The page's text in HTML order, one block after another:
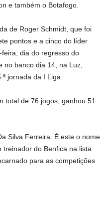
e também o Botafogo.
de Roger Schmidt, que foi
pontos e a cinco do líder
dia do regresso do
no banco dia 14, na Luz,
jornada da I Liga.
total de 76 jogos, ganhou 51
Silva Ferreira. É este o nome
treinador do Benfica na lista
para as competições